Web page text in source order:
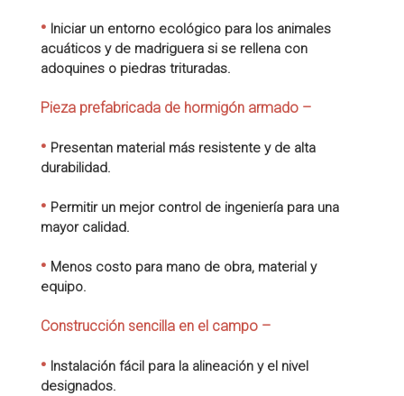
• Iniciar un entorno ecológico para los animales
acuáticos y de madriguera si se rellena con
adoquines o piedras trituradas.
Pieza prefabricada de hormigón armado –
• Presentan material más resistente y de alta
durabilidad.
• Permitir un mejor control de ingeniería para una
mayor calidad.
• Menos costo para mano de obra, material y
equipo.
Construcción sencilla en el campo –
• Instalación fácil para la alineación y el nivel
designados.